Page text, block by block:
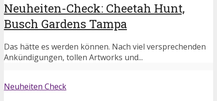
Neuheiten-Check: Cheetah Hunt,
Busch Gardens Tampa
Das hätte es werden können. Nach viel versprechenden
Ankündigungen, tollen Artworks und...
Neuheiten Check